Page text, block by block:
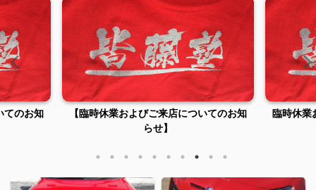
てのお知
【臨時休業およびご来店についてのお知
らせ】
臨時休業